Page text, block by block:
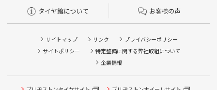
タイヤ館について お客様の声
サイトマップ リンク
プライバシーポリシー
サイトポリシー
特定整備に関する弊社取組について
企業情報